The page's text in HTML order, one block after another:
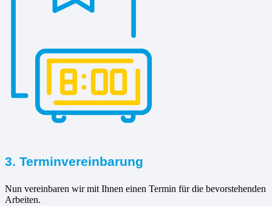
3. Terminvereinbarung
Nun vereinbaren wir mit Ihnen einen Termin für die bevorstehenden
Arbeiten.